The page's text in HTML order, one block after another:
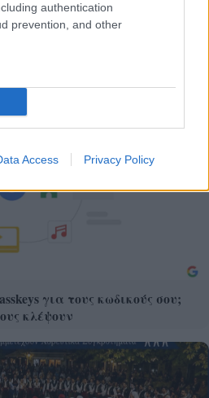
authentication
prevention, and other
Access Privacy Policy
πρώτων 1.000 ημερών – Τι
του μωρού
για τους κωδικούς σου;
κλέψουν